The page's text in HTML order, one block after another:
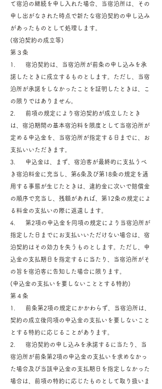
て宿泊の継続を申し入れた場合、当宿泊所は、その
申し出がなされた時点で新たな宿泊契約の申し込み
があったものとして処理します。
(宿泊契約の成立等)
第３条
1. 宿泊契約は、当宿泊所が前条の申し込みを承
諾したときに成立するものとします。ただし、当宿
泊所が承諾をしなかったことを証明したときは、こ
の限りではありません。
2. 前項の規定により宿泊契約が成立したとき
は、宿泊期間の基本宿泊料を限度として当宿泊所が
定める申込金を、当宿泊所が指定する日までに、お
支払いいただきます。
3. 申込金は、まず、宿泊客が最終的に支払うべ
き宿泊料金に充当し、第6条及び第18条の規定を適
用する事態が生じたときは、違約金に次いで賠償金
の順序で充当し、残額があれば、第12条の規定によ
る料金の支払いの際に返還します。
4. 第2項の申込金を同項の規定により当宿泊所が
指定した日までにお支払いいただけない場合は、宿
泊契約はその効力を失うものとします。ただし、申
込金の支払期日を指定するに当たり、当宿泊所がそ
の旨を宿泊客に告知した場合に限ります。
(申込金の支払いを要しないこととする特約)
第４条
1. 前条第2項の規定にかかわらず、当宿泊所は、
契約の成立後同項の申込金の支払いを要しないこと
とする特約に応じることがあります。
2. 宿泊契約の申し込みを承諾するに当たり、当
宿泊所が前条第2項の申込金の支払いを求めなかっ
た場合及び当該申込金の支払期日を指定しなかった
場合は、前項の特約に応じたものとして取り扱いま